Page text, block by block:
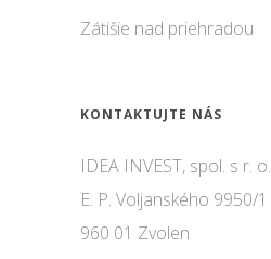
Zátišie nad priehradou
KONTAKTUJTE NÁS
IDEA INVEST, spol. s r. o.
E. P. Voljanského 9950/1
960 01 Zvolen